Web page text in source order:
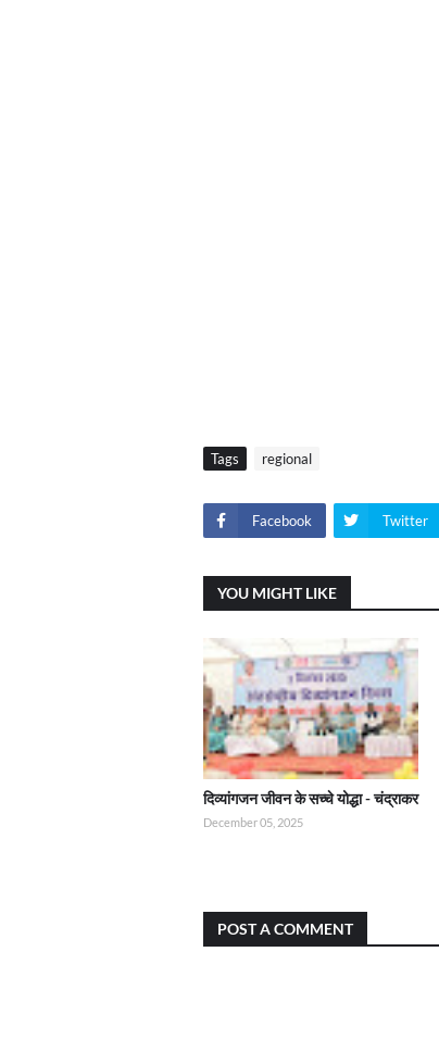
Tags regional
Facebook Twitter
YOU MIGHT LIKE
दिव्यांगजन जीवन के सच्चे योद्धा - चंद्राकर
December 05, 2025
POST A COMMENT